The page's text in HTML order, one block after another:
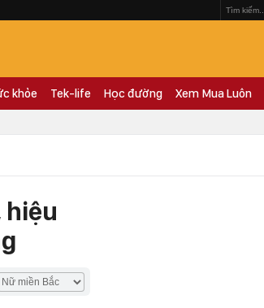
khỏe Tek-life Học đường Xem Mua Luôn
hiệu